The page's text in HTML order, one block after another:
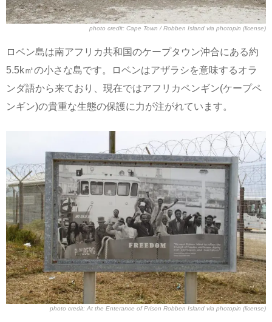
photo credit: Cape Town / Robben Island via photopin (license)
ロベン島は南アフリカ共和国のケープタウン沖合にある約
5.5k㎡の小さな島です。ロベンはアザラシを意味するオラ
ンダ語から来ており、現在ではアフリカペンギン(ケープペ
ンギン)の貴重な生態の保護に力が注がれています。
photo credit: At the Enterance of Prison Robben Island via photopin (license)